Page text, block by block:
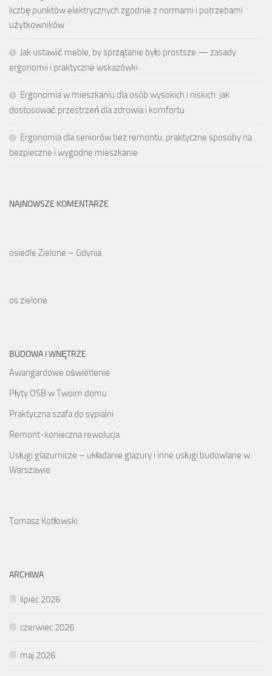
liczbę punktów elektrycznych zgodnie z normami i potrzebami
użytkowników
Jak ustawić meble, by sprzątanie było prostsze — zasady
ergonomii i praktyczne wskazówki
Ergonomia w mieszkaniu dla osób wysokich i niskich: jak
dostosować przestrzeń dla zdrowia i komfortu
Ergonomia dla seniorów bez remontu: praktyczne sposoby na
bezpieczne i wygodne mieszkanie
NAJNOWSZE KOMENTARZE
osiedle Zielone – Gdynia
os zielone
BUDOWA I WNĘTRZE
Awangardowe oświetlenie
Płyty OSB w Twoim domu
Praktyczna szafa do sypialni
Remont-konieczna rewolucja
Usługi glazurnicze – układanie glazury i inne usługi budowlane w
Warszawie
Tomasz Kotłowski
ARCHIWA
lipiec 2026
czerwiec 2026
maj 2026